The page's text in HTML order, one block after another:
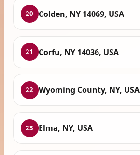
20 Colden, NY 14069, USA
21 Corfu, NY 14036, USA
22 Wyoming County, NY, USA
23 Elma, NY, USA